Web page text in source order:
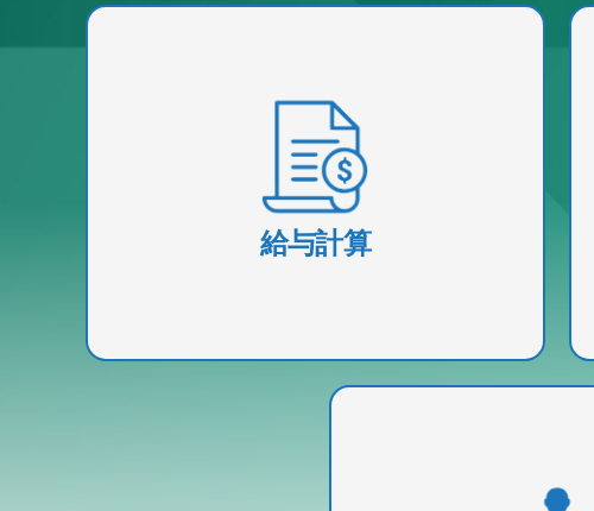
給与計算
給与管理のあらゆる側面をシームレスかつ
継続的にカバーする、多用途で包括的な給
与処理ソフトウェアです。